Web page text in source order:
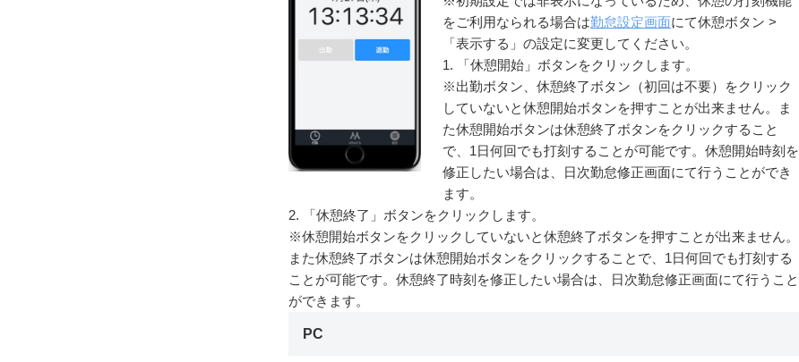
をご利用なられる場合は勤怠設定画面にて休憩ボタン >
「表示する」の設定に変更してください。
1. 「休憩開始」ボタンをクリックします。
※出勤ボタン、休憩終了ボタン（初回は不要）をクリック
していないと休憩開始ボタンを押すことが出来ません。ま
た休憩開始ボタンは休憩終了ボタンをクリックすること
で、1日何回でも打刻することが可能です。休憩開始時刻を
修正したい場合は、日次勤怠修正画面にて行うことができ
ます。
2. 「休憩終了」ボタンをクリックします。
※休憩開始ボタンをクリックしていないと休憩終了ボタンを押すことが出来ません。
また休憩終了ボタンは休憩開始ボタンをクリックすることで、1日何回でも打刻する
ことが可能です。休憩終了時刻を修正したい場合は、日次勤怠修正画面にて行うこと
ができます。
PC